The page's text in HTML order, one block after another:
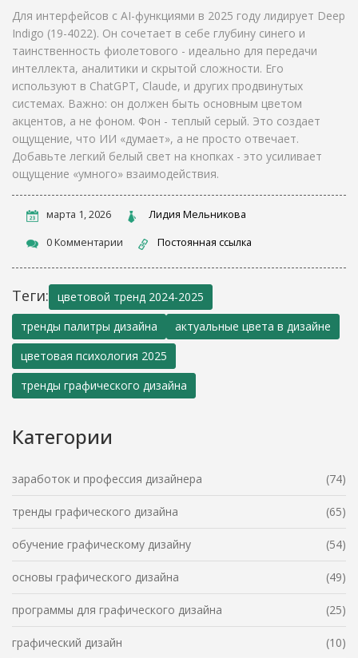
Для интерфейсов с AI-функциями в 2025 году лидирует Deep
Indigo (19-4022). Он сочетает в себе глубину синего и
таинственность фиолетового - идеально для передачи
интеллекта, аналитики и скрытой сложности. Его
используют в ChatGPT, Claude, и других продвинутых
системах. Важно: он должен быть основным цветом
акцентов, а не фоном. Фон - теплый серый. Это создает
ощущение, что ИИ «думает», а не просто отвечает.
Добавьте легкий белый свет на кнопках - это усиливает
ощущение «умного» взаимодействия.
марта 1, 2026 Лидия Мельникова
0 Комментарии Постоянная ссылка
Теги:
цветовой тренд 2024-2025
тренды палитры дизайна
актуальные цвета в дизайне
цветовая психология 2025
тренды графического дизайна
Категории
заработок и профессия дизайнера (74)
тренды графического дизайна (65)
обучение графическому дизайну (54)
основы графического дизайна (49)
программы для графического дизайна (25)
графический дизайн (10)